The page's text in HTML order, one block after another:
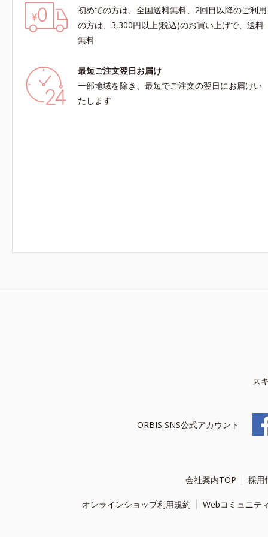
初めての方は、全国送料無料、2回目以降のご利用
の方は、3,300円以上(税込)のお買い上げで、送料
無料
最短ご注文翌日お届け
一部地域を除き、最短でご注文の翌日にお届けい
たします
ス
ORBIS SNS公式アカウント
会社案内TOP 採用
オンラインショップ利用規約 Webコミュニテ